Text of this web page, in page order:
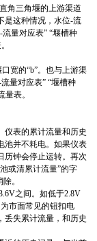
角三角堰的上游渠道
是这种情况，水位-流
量对应表” “堰槽种
宽的“b”。也与上游渠
量对应表” “堰槽种
量表。
仪表的累计流量和历史
池并不耗电。如果仪表
历钟会停止运转。再次
或清累计流量”的字
。
之间。如低于2.8V
市面常见的钮扣电
丢失累计流量，和历史